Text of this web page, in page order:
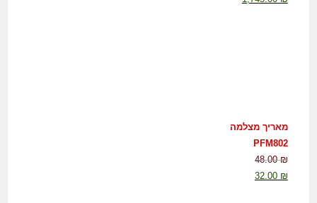
מאריך מצלמה
PFM802
48.00₪
32.00 ₪